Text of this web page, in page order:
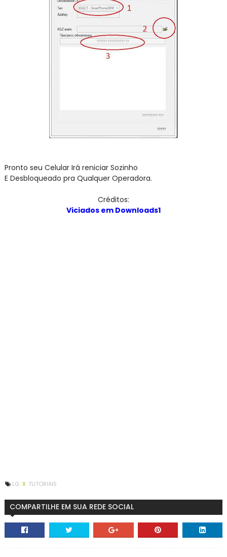
Pronto seu Celular Irá reniciar Sozinho
E Desbloqueado pra Qualquer Operadora.
Créditos:
Viciados em Downloads1
LG X TUTORIAIS
COMPARTILHE EM SUA REDE SOCIAL